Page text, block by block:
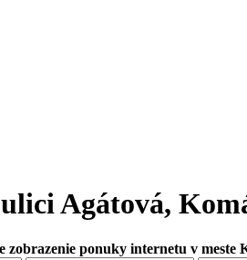
Agátová,
zobrazenie ponuky internetu v meste